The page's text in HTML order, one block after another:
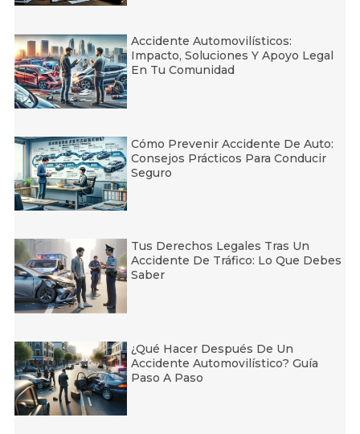
Accidente Automovilísticos:
Impacto, Soluciones Y Apoyo Legal
En Tu Comunidad
Cómo Prevenir Accidente De Auto:
Consejos Prácticos Para Conducir
Seguro
Tus Derechos Legales Tras Un
Accidente De Tráfico: Lo Que Debes
Saber
¿Qué Hacer Después De Un
Accidente Automovilístico? Guía
Paso A Paso